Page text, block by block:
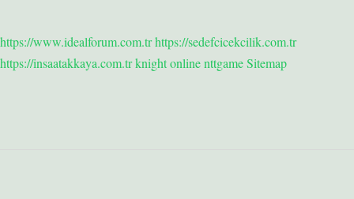
https://www.idealforum.com.trhttps://sedefcicekcilik.com.tr
https://insaatakkaya.com.trknight onlinenttgameSitemap